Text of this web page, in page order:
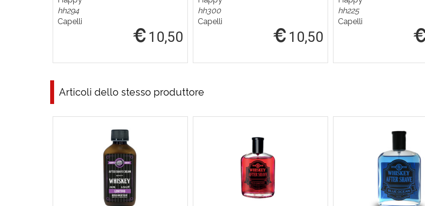
hh294
Capelli
10,50
hh300
Capelli
10,50
hh225
Capelli
Articoli dello stesso produttore